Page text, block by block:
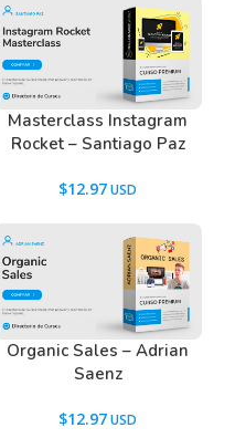
Masterclass Instagram
Rocket – Santiago Paz
$12.97
Organic Sales – Adrian
Saenz
$12.97